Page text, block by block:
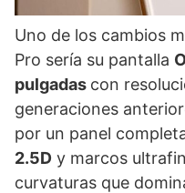
Uno de los cambios
Pro sería su pantalla
pulgadas con
generaciones
por un panel
2.5D y marcos
curvaturas que